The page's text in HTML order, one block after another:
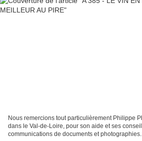
Nous remercions tout particulièrement Philippe
dans le Val-de-Loire, pour son aide et ses
communications de documents et photographies.